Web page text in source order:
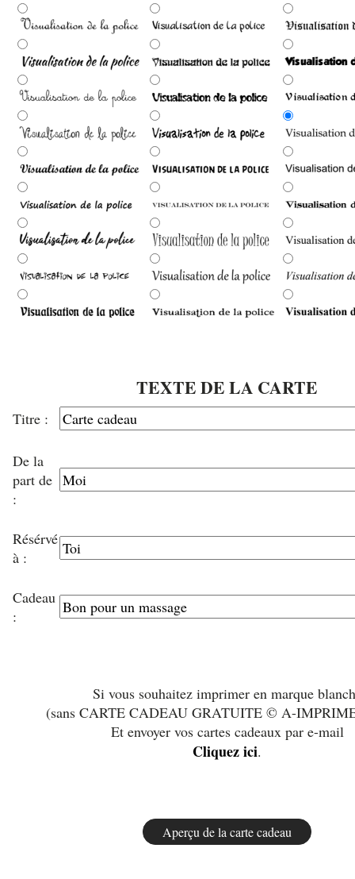
TEXTE DE LA CARTE
Titre :
De la
part de
:
Résérvé
à :
Cadeau
:
Si vous souhaitez imprimer en marque
(sans CARTE CADEAU GRATUITE © A-
Et envoyer vos cartes cadeaux par e-mail
Cliquez ici.